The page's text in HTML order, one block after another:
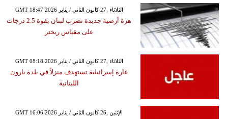
GMT 18:47 2026 الثلاثاء ,27 كانون الثاني / يناير
هزة أرضية جديدة تضرب لبنان بقوة 2.5 درجات
على مقياس ريختر
GMT 08:18 2026 الثلاثاء ,27 كانون الثاني / يناير
غارة إسرائيلية تستهدف منزلاً في بلدة يارون
اللبنانية
GMT 16:06 2026 الإثنين ,26 كانون الثاني / يناير